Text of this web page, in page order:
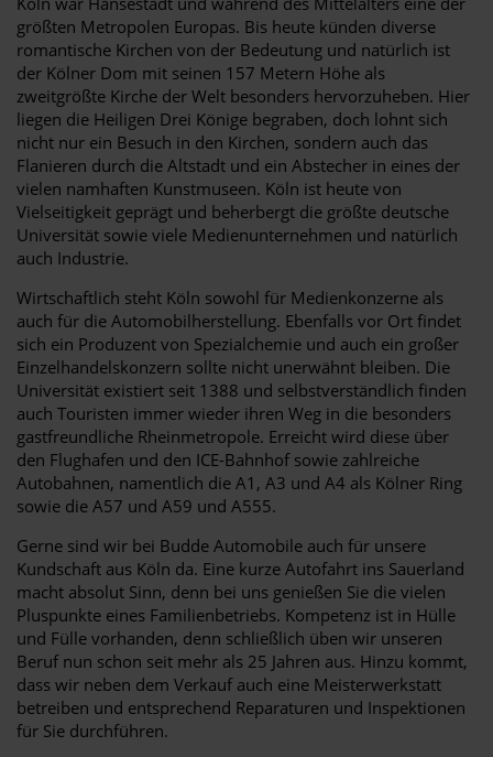
größten Metropolen Europas. Bis heute künden diverse
romantische Kirchen von der Bedeutung und natürlich ist
der Kölner Dom mit seinen 157 Metern Höhe als
zweitgrößte Kirche der Welt besonders hervorzuheben. Hier
liegen die Heiligen Drei Könige begraben, doch lohnt sich
nicht nur ein Besuch in den Kirchen, sondern auch das
Flanieren durch die Altstadt und ein Abstecher in eines der
vielen namhaften Kunstmuseen. Köln ist heute von
Vielseitigkeit geprägt und beherbergt die größte deutsche
Universität sowie viele Medienunternehmen und natürlich
auch Industrie.
Wirtschaftlich steht Köln sowohl für Medienkonzerne als
auch für die Automobilherstellung. Ebenfalls vor Ort findet
sich ein Produzent von Spezialchemie und auch ein großer
Einzelhandelskonzern sollte nicht unerwähnt bleiben. Die
Universität existiert seit 1388 und selbstverständlich finden
auch Touristen immer wieder ihren Weg in die besonders
gastfreundliche Rheinmetropole. Erreicht wird diese über
den Flughafen und den ICE-Bahnhof sowie zahlreiche
Autobahnen, namentlich die A1, A3 und A4 als Kölner Ring
sowie die A57 und A59 und A555.
Gerne sind wir bei Budde Automobile auch für unsere
Kundschaft aus Köln da. Eine kurze Autofahrt ins Sauerland
macht absolut Sinn, denn bei uns genießen Sie die vielen
Pluspunkte eines Familienbetriebs. Kompetenz ist in Hülle
und Fülle vorhanden, denn schließlich üben wir unseren
Beruf nun schon seit mehr als 25 Jahren aus. Hinzu kommt,
dass wir neben dem Verkauf auch eine Meisterwerkstatt
betreiben und entsprechend Reparaturen und Inspektionen
für Sie durchführen.